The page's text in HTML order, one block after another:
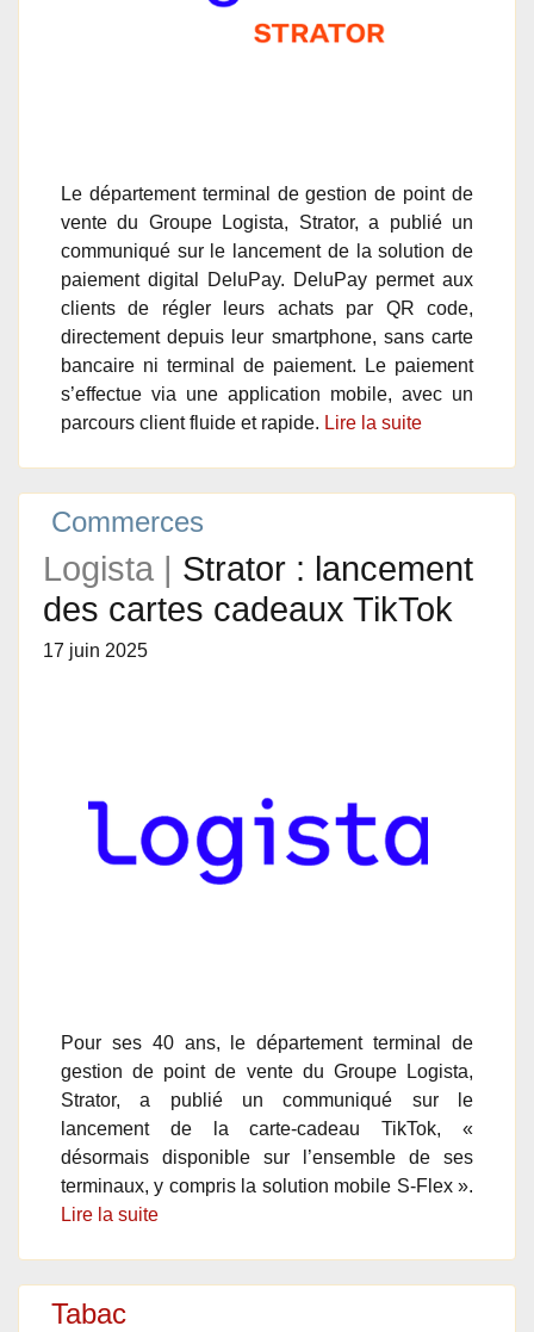
Le département terminal de gestion de point de
vente du Groupe Logista, Strator, a publié un
communiqué sur le lancement de la solution de
paiement digital DeluPay. DeluPay permet aux
clients de régler leurs achats par QR code,
directement depuis leur smartphone, sans carte
bancaire ni terminal de paiement. Le paiement
s’effectue via une application mobile, avec un
parcours client fluide et rapide. Lire la suite
Commerces
Logista | Strator : lancement
des cartes cadeaux TikTok
17 juin 2025
Pour ses 40 ans, le département terminal de
gestion de point de vente du Groupe Logista,
Strator, a publié un communiqué sur le
lancement de la carte-cadeau TikTok, «
désormais disponible sur l’ensemble de ses
terminaux, y compris la solution mobile S-Flex ».
Lire la suite
Tabac